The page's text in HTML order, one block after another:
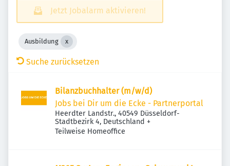
Jetzt Jobalarm aktivieren!
Ausbildung
Suche zurücksetzen
Bilanzbuchhalter (m/w/d)
Jobs bei Dir um die Ecke - Partnerportal
Heerdter Landstr., 40549 Düsseldorf-
Stadtbezirk 4, Deutschland +
Teilweise Homeoffice